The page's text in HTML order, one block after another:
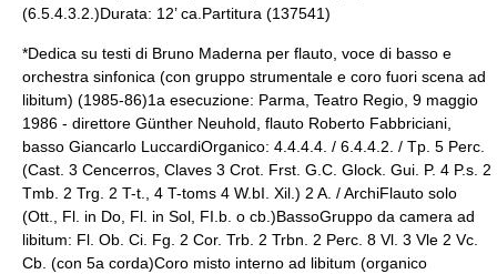
(6.5.4.3.2.)Durata: 12’ ca.Partitura (137541)
*Dedica su testi di Bruno Maderna per flauto, voce di basso e
orchestra sinfonica (con gruppo strumentale e coro fuori scena ad
libitum) (1985-86)1a esecuzione: Parma, Teatro Regio, 9 maggio
1986 - direttore Günther Neuhold, flauto Roberto Fabbriciani,
basso Giancarlo LuccardiOrganico: 4.4.4.4. / 6.4.4.2. / Tp. 5 Perc.
(Cast. 3 Cencerros, Claves 3 Crot. Frst. G.C. Glock. Gui. P. 4 P.s. 2
Tmb. 2 Trg. 2 T-t., 4 T-toms 4 W.bI. Xil.) 2 A. / ArchiFlauto solo
(Ott., Fl. in Do, Fl. in Sol, FI.b. o cb.)BassoGruppo da camera ad
libitum: Fl. Ob. Ci. Fg. 2 Cor. Trb. 2 Trbn. 2 Perc. 8 Vl. 3 Vle 2 Vc.
Cb. (con 5a corda)Coro misto interno ad libitum (organico